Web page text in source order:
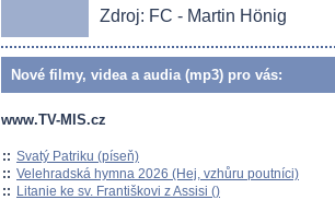
Zdroj: FC - Martin Hönig
Nové filmy, videa a audia (mp3) pro vás:
www.TV-MIS.cz
:: Svatý Patriku (píseň)
:: Velehradská hymna 2026 (Hej, vzhůru poutníci)
:: Litanie ke sv. Františkovi z Assisi ()